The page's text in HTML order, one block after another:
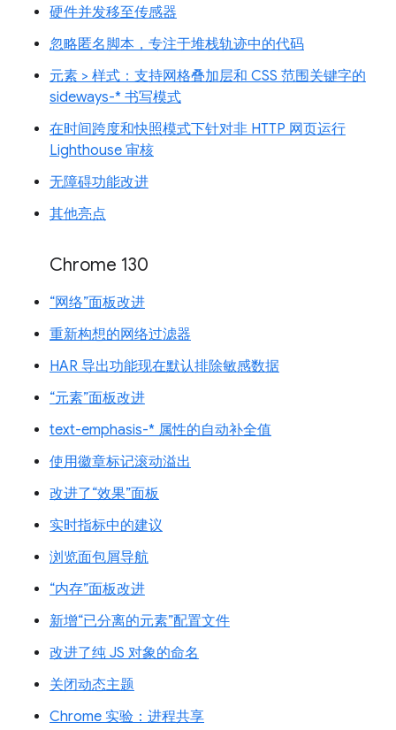
硬件并发移至传感器
忽略匿名脚本，专注于堆栈轨迹中的代码
元素 > 样式：支持网格叠加层和 CSS 范围关键字的
sideways-* 书写模式
在时间跨度和快照模式下针对非 HTTP 网页运行
Lighthouse 审核
无障碍功能改进
其他亮点
Chrome 130
“网络”面板改进
重新构想的网络过滤器
HAR 导出功能现在默认排除敏感数据
“元素”面板改进
text-emphasis-* 属性的自动补全值
使用徽章标记滚动溢出
改进了“效果”面板
实时指标中的建议
浏览面包屑导航
“内存”面板改进
新增“已分离的元素”配置文件
改进了纯 JS 对象的命名
关闭动态主题
Chrome 实验：进程共享